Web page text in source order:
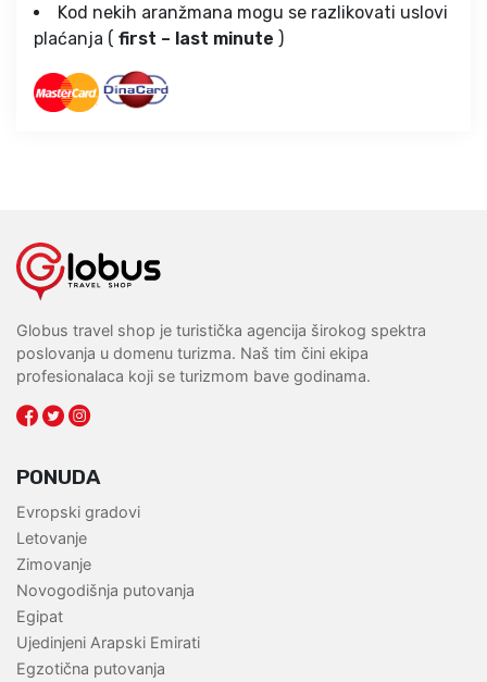
Kod nekih aranžmana mogu se razlikovati uslovi
plaćanja ( first – last minute )
Globus travel shop je turistička agencija širokog spektra
poslovanja u domenu turizma. Naš tim čini ekipa
profesionalaca koji se turizmom bave godinama.
PONUDA
Evropski gradovi
Letovanje
Zimovanje
Novogodišnja putovanja
Egipat
Ujedinjeni Arapski Emirati
Egzotična putovanja